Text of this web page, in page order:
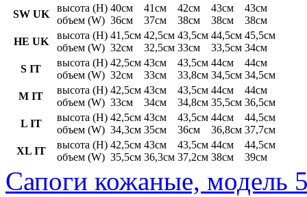
SW UK
высота (H)
объем (W)
40см
36см
41см
37см
42см
38см
43см
38см
43см
38см
HE UK
высота (H)
объем (W)
41,5см
32см
42,5см
32,5см
43,5см
33см
44,5см
33,5см
45,5см
34см
S IT
высота (H)
объем (W)
42,5см
32см
43см
33см
43,5см
33,8см
44см
34,5см
44см
34,5см
M IT
высота (H)
объем (W)
42,5см
33см
43см
34см
43,5см
34,8см
44см
35,5см
44см
36,5см
L IT
высота (H)
объем (W)
42,5см
34,3см
43см
35см
43,5см
36см
44см
36,8см
44,5см
37,7см
XL IT
высота (H)
объем (W)
42,5см
35,5см
43см
36,3см
43,5см
37,2см
44см
38см
44,5см
39см
Сапоги кожаные, модель